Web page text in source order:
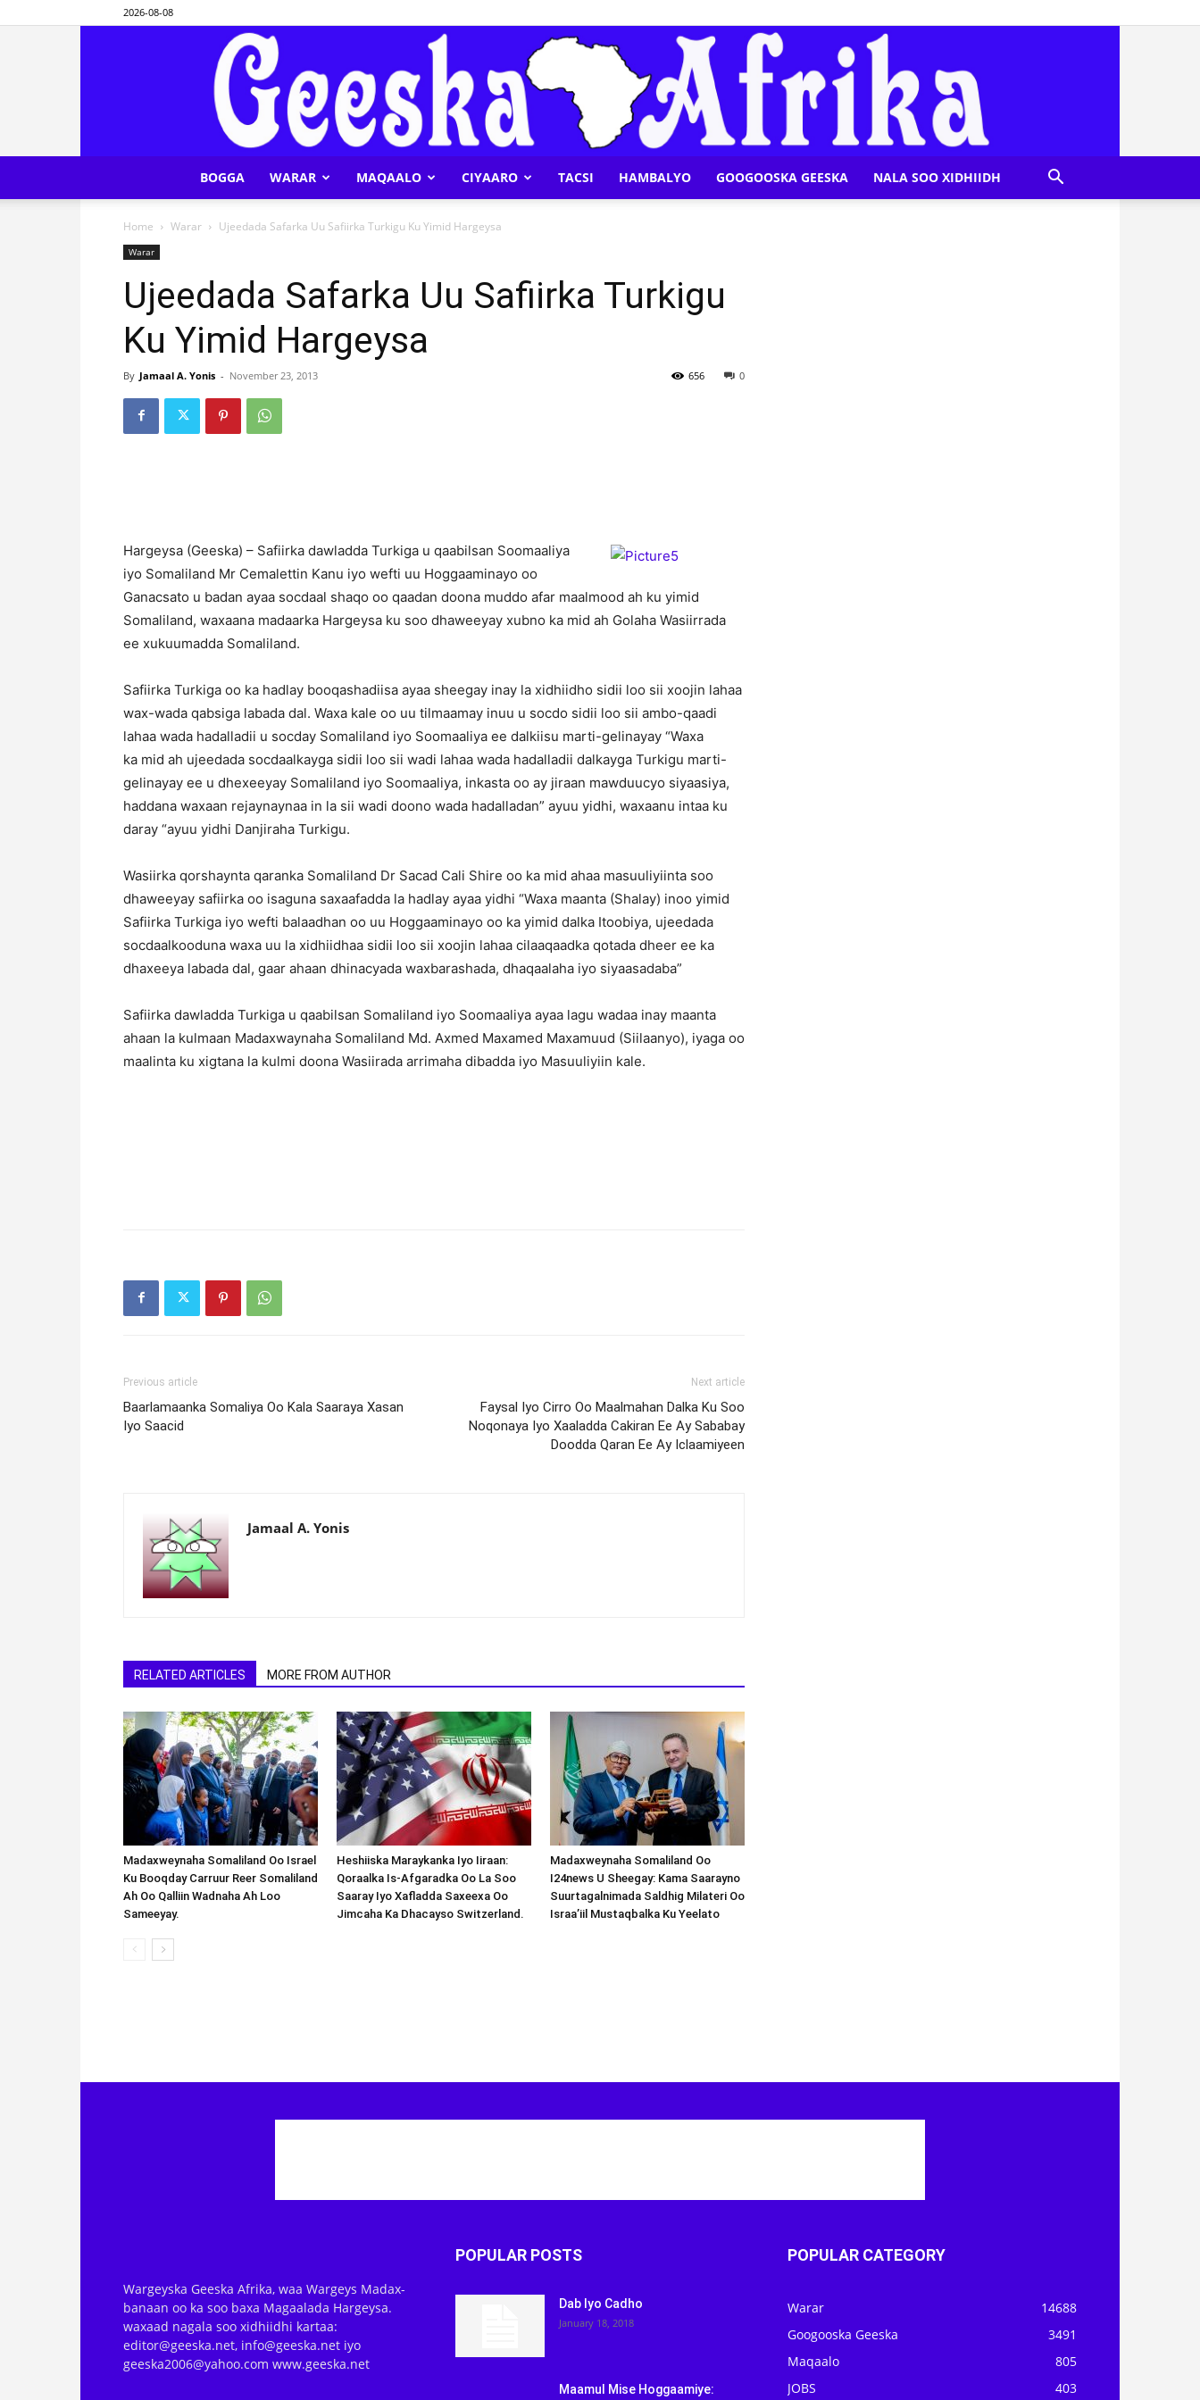
2026-08-08
BOGGA WARAR MAQAALO CIYAARO TACSI HAMBALYO GOOGOOSKA GEESKA NALA SOO XIDHIIDH
Home Warar Ujeedada Safarka Uu Safiirka Turkigu Ku Yimid Hargeysa
Warar
Ujeedada Safarka Uu Safiirka Turkigu
Ku Yimid Hargeysa
By Jamaal A. Yonis - November 23, 2013 0
656
Hargeysa (Geeska) – Safiirka dawladda Turkiga u qaabilsan Soomaaliya
iyo Somaliland Mr Cemalettin Kanu iyo wefti uu Hoggaaminayo oo
Ganacsato u badan ayaa socdaal shaqo oo qaadan doona muddo afar maalmood ah ku yimid
Somaliland, waxaana madaarka Hargeysa ku soo dhaweeyay xubno ka mid ah Golaha Wasiirrada
ee xukuumadda Somaliland.
Safiirka Turkiga oo ka hadlay booqashadiisa ayaa sheegay inay la xidhiidho sidii loo sii xoojin lahaa
wax-wada qabsiga labada dal. Waxa kale oo uu tilmaamay inuu u socdo sidii loo sii ambo-qaadi
lahaa wada hadalladii u socday Somaliland iyo Soomaaliya ee dalkiisu marti-gelinayay “Waxa
ka mid ah ujeedada socdaalkayga sidii loo sii wadi lahaa wada hadalladii dalkayga Turkigu marti-
gelinayay ee u dhexeeyay Somaliland iyo Soomaaliya, inkasta oo ay jiraan mawduucyo siyaasiya,
haddana waxaan rejaynaynaa in la sii wadi doono wada hadalladan” ayuu yidhi, waxaanu intaa ku
daray “ayuu yidhi Danjiraha Turkigu.
Wasiirka qorshaynta qaranka Somaliland Dr Sacad Cali Shire oo ka mid ahaa masuuliyiinta soo
dhaweeyay safiirka oo isaguna saxaafadda la hadlay ayaa yidhi “Waxa maanta (Shalay) inoo yimid
Safiirka Turkiga iyo wefti balaadhan oo uu Hoggaaminayo oo ka yimid dalka Itoobiya, ujeedada
socdaalkooduna waxa uu la xidhiidhaa sidii loo sii xoojin lahaa cilaaqaadka qotada dheer ee ka
dhaxeeya labada dal, gaar ahaan dhinacyada waxbarashada, dhaqaalaha iyo siyaasadaba”
Safiirka dawladda Turkiga u qaabilsan Somaliland iyo Soomaaliya ayaa lagu wadaa inay maanta
ahaan la kulmaan Madaxwaynaha Somaliland Md. Axmed Maxamed Maxamuud (Siilaanyo), iyaga oo
maalinta ku xigtana la kulmi doona Wasiirada arrimaha dibadda iyo Masuuliyiin kale.
Previous article
Baarlamaanka Somaliya Oo Kala Saaraya Xasan
Iyo Saacid
Next article
Faysal Iyo Cirro Oo Maalmahan Dalka Ku Soo
Noqonaya Iyo Xaaladda Cakiran Ee Ay Sababay
Doodda Qaran Ee Ay Iclaamiyeen
Jamaal A. Yonis
RELATED ARTICLES MORE FROM AUTHOR
Madaxweynaha Somaliland Oo Israel
Ku Booqday Carruur Reer Somaliland
Ah Oo Qalliin Wadnaha Ah Loo
Sameeyay.
Heshiiska Maraykanka Iyo Iiraan:
Qoraalka Is-Afgaradka Oo La Soo
Saaray Iyo Xafladda Saxeexa Oo
Jimcaha Ka Dhacayso Switzerland.
Madaxweynaha Somaliland Oo
I24news U Sheegay: Kama Saarayno
Suurtagalnimada Saldhig Milateri Oo
Israa’iil Mustaqbalka Ku Yeelato
Wargeyska Geeska Afrika, waa Wargeys Madax-
banaan oo ka soo baxa Magaalada Hargeysa.
waxaad nagala soo xidhiidhi kartaa:
editor@geeska.net, info@geeska.net iyo
geeska2006@yahoo.com www.geeska.net
POPULAR POSTS
Dab Iyo Cadho
January 18, 2018
Maamul Mise Hoggaamiye:
POPULAR CATEGORY
Warar
14688
Googooska Geeska
3491
Maqaalo
805
JOBS
403